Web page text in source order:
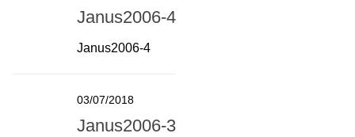
Janus2006-4
Janus2006-4
03/07/2018
Janus2006-3